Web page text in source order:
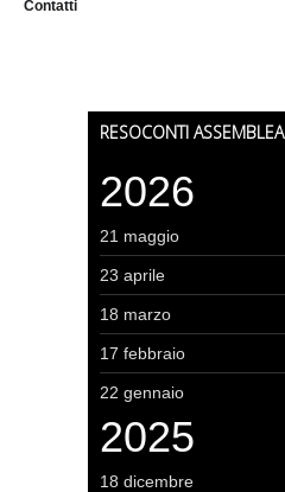
Contatti
RESOCONTI ASSEMBLEA
2026
21 maggio
23 aprile
18 marzo
17 febbraio
22 gennaio
2025
18 dicembre